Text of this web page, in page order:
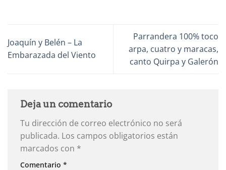
Joaquín y Belén – La
Embarazada del Viento
Parrandera 100% toco
arpa, cuatro y maracas,
canto Quirpa y Galerón
Deja un comentario
Tu dirección de correo electrónico no será
publicada. Los campos obligatorios están
marcados con *
Comentario *